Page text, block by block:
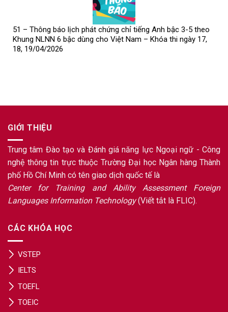
51 – Thông báo lịch phát chứng chỉ tiếng Anh bậc 3-5 theo
Khung NLNN 6 bậc dùng cho Việt Nam – Khóa thi ngày 17,
18, 19/04/2026
GIỚI THIỆU
Trung tâm Đào tạo và Đánh giá năng lực Ngoại ngữ - Công
nghệ thông tin trực thuộc Trường Đại học Ngân hàng Thành
phố Hồ Chí Minh có tên giao dịch quốc tế là
Center for Training and Ability Assessment Foreign
Languages Information Technology(Viết tắt là FLIC).
CÁC KHÓA HỌC
VSTEP
IELTS
TOEFL
TOEIC